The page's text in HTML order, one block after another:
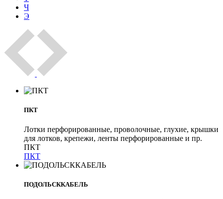
Ч
Э
ПКТ
Лотки перфорированные, проволочные, глухие, крышки
для лотков, крепежи, ленты перфорированные и пр.
ПКТ
ПКТ
ПОДОЛЬСККАБЕЛЬ